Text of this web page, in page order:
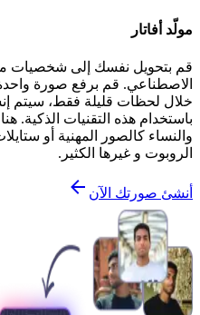
مولّد أفاتار
قم بتحويل نفسك إلى شخصيات
الاصطناعي. قم برفع صورة
خلال لحظات قليلة فقط، سيتم
باستخدام هذه التقنيات الذكية.
والنساء كالصور المهنية أو
الروبوت و غيرها الكثير.
أنشئ صورتك الآن